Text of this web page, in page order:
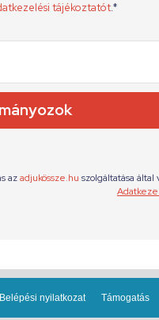
Belépési nyilatkozat Támogatás